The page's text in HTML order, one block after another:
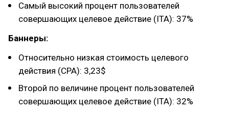
Самый высокий процент пользователей
совершающих целевое действие (ITA): 37%
Баннеры:
Относительно низкая стоимость целевого
действия (CPA): 3,23$
Второй по величине процент пользователей
совершающих целевое действие (ITA): 32%